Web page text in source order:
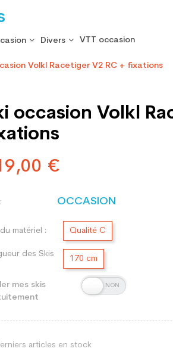
Divers VTT occasion
Volkl Racetiger V2 RC + fixations
occasion Volkl
€
OCCASION
matériel : Qualité C
des Skis
170 cm
mes skis
articles en stock